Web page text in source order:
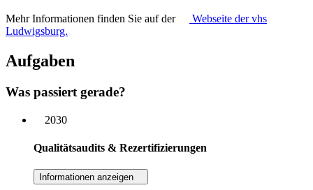
Mehr Informationen finden Sie auf der Webseite der vhs
Ludwigsburg.
Aufgaben
Was passiert gerade?
2030
Qualitätsaudits & Rezertifizierungen
Informationen anzeigen